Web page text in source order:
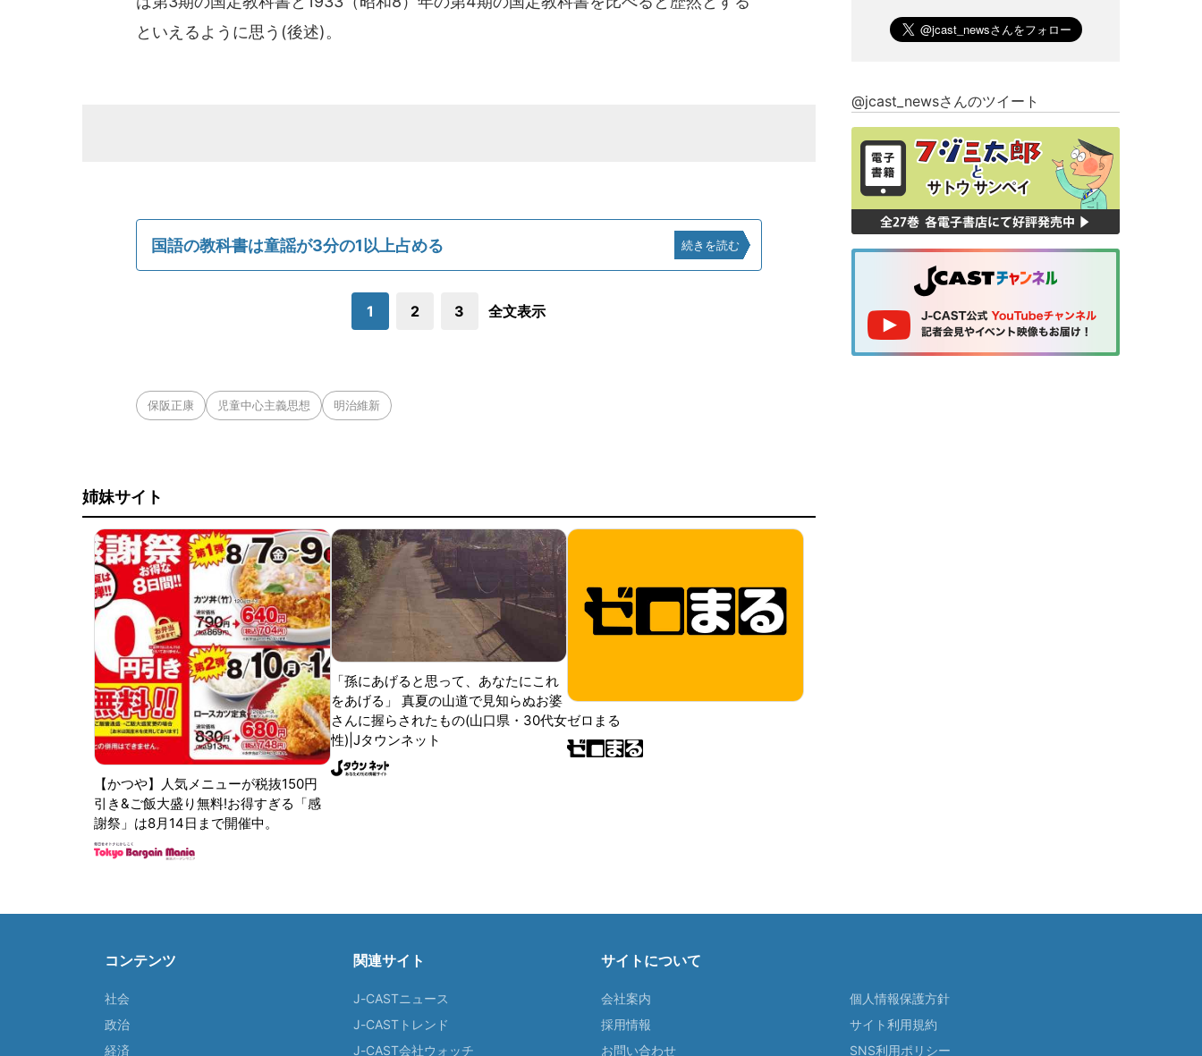
といえるように思う(後述)。
国語の教科書は童謡が3分の1以上占める 続きを読む
1 2 3 全文表示
保阪正康 児童中心主義思想 明治維新
姉妹サイト
【かつや】人気メニューが税抜150円
引き&ご飯大盛り無料!お得すぎる「感
謝祭」は8月14日まで開催中。
「孫にあげると思って、あなたにこれ
をあげる」 真夏の山道で見知らぬお婆
さんに握らされたもの(山口県・30代女
性)|Jタウンネット
ゼロまる
@jcast_newsさんのツイート
コンテンツ
社会
政治
経済
関連サイト
J-CASTニュース
J-CASTトレンド
J-CAST会社ウォッチ
サイトについて
会社案内
採用情報
お問い合わせ
個人情報保護方針
サイト利用規約
SNS利用ポリシー